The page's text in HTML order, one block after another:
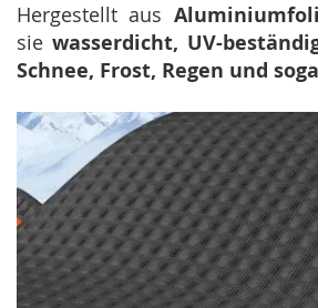
Hergestellt aus
sie wasserdicht, UV-
Schnee, Frost, Regen und